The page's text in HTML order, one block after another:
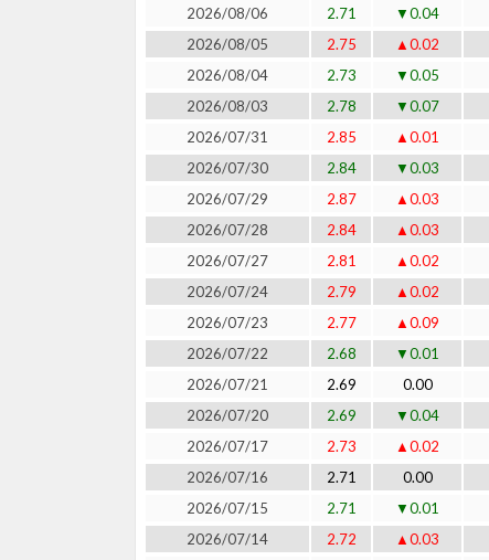
2026/08/06
2.71 ▼0.04
2026/08/05
2.75 ▲0.02
2026/08/04
2.73 ▼0.05
2026/08/03
2.78 ▼0.07
2026/07/31
2.85 ▲0.01
2026/07/30
2.84 ▼0.03
2026/07/29
2.87 ▲0.03
2026/07/28
2.84 ▲0.03
2026/07/27
2.81 ▲0.02
2026/07/24
2.79 ▲0.02
2026/07/23
2.77 ▲0.09
2026/07/22
2.68 ▼0.01
2026/07/21
2.69 0.00
2026/07/20
2.69 ▼0.04
2026/07/17
2.73 ▲0.02
2026/07/16
2.71 0.00
2026/07/15
2.71 ▼0.01
2026/07/14
2.72 ▲0.03